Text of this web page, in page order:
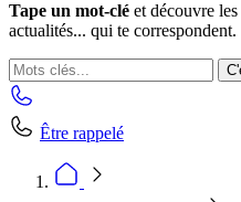
Tape un mot-clé et découvre
actualités... qui te correspondent.
Être rappelé